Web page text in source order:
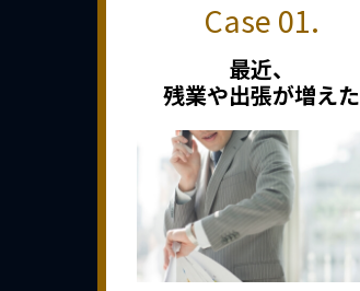
最近、
残業や出張が増えた